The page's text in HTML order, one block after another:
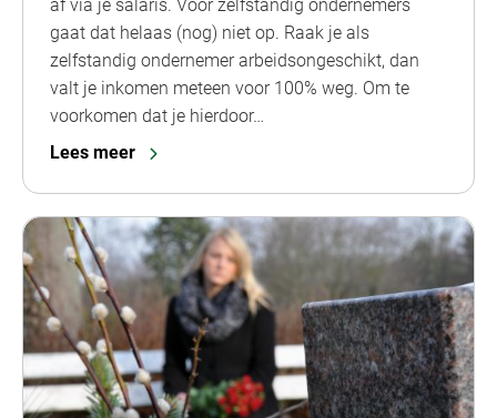
af via je salaris. Voor zelfstandig ondernemers
gaat dat helaas (nog) niet op. Raak je als
zelfstandig ondernemer arbeidsongeschikt, dan
valt je inkomen meteen voor 100% weg. Om te
voorkomen dat je hierdoor…
Lees meer